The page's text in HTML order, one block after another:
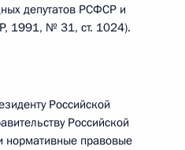
депутатов РСФСР и
1991, № 31, ст. 1024).
Российской
Российской
нормативные правовые